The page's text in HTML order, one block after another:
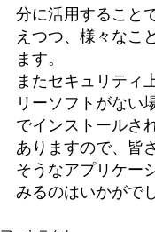
分に活用すること
えつつ、様々なこ
ます。
またセキュリティ
リーソフトがない
でインストールさ
ありますので、皆
そうなアプリケー
みるのはいかがで